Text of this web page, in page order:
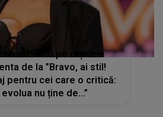
a răbufnit pe rețelele
de la ”Bravo, ai stil!
pentru cei care o critică:
nu ține de...”